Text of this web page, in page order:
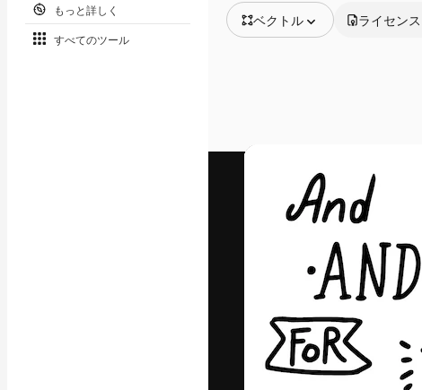
もっと詳しく
すべてのツール
ベクトル
動画
モーショングラフィックス
動画テンプレート
ライセンス
最高のクリエイテ
ットフォーム。ク
店、スタジオを含
います。
日本語